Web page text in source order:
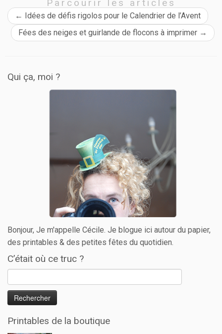
Parcourir les articles
← Idées de défis rigolos pour le Calendrier de l’Avent
Fées des neiges et guirlande de flocons à imprimer →
Qui ça, moi ?
Bonjour, Je m'appelle Cécile. Je blogue ici autour du papier,
des printables & des petites fêtes du quotidien.
C’était où ce truc ?
Printables de la boutique